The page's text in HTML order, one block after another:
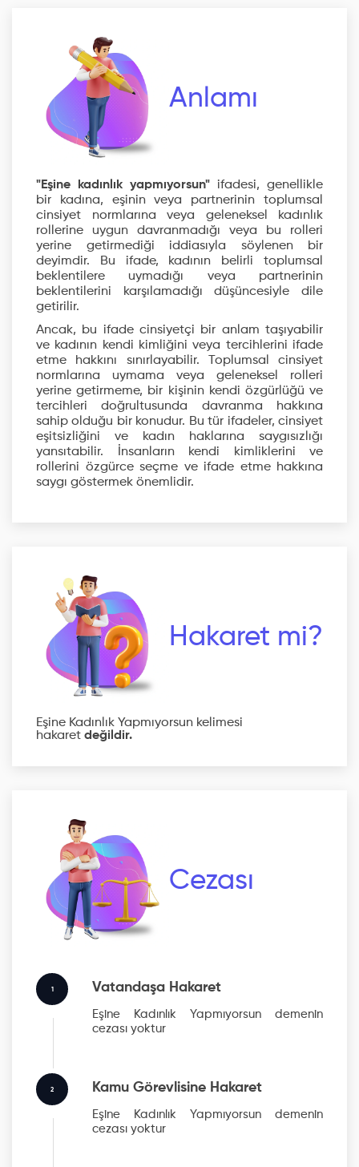
Anlamı
"Eşine kadınlık yapmıyorsun" ifadesi, genellikle
bir kadına, eşinin veya partnerinin toplumsal
cinsiyet normlarına veya geleneksel kadınlık
rollerine uygun davranmadığı veya bu rolleri
yerine getirmediği iddiasıyla söylenen bir
deyimdir. Bu ifade, kadının belirli toplumsal
beklentilere uymadığı veya partnerinin
beklentilerini karşılamadığı düşüncesiyle dile
getirilir.
Ancak, bu ifade cinsiyetçi bir anlam taşıyabilir
ve kadının kendi kimliğini veya tercihlerini ifade
etme hakkını sınırlayabilir. Toplumsal cinsiyet
normlarına uymama veya geleneksel rolleri
yerine getirmeme, bir kişinin kendi özgürlüğü ve
tercihleri doğrultusunda davranma hakkına
sahip olduğu bir konudur. Bu tür ifadeler, cinsiyet
eşitsizliğini ve kadın haklarına saygısızlığı
yansıtabilir. İnsanların kendi kimliklerini ve
rollerini özgürce seçme ve ifade etme hakkına
saygı göstermek önemlidir.
Hakaret mi?
Eşine Kadınlık Yapmıyorsun kelimesi
hakaret değildir.
Cezası
1 Vatandaşa Hakaret
Eşine Kadınlık Yapmıyorsun demenin
cezası yoktur
2 Kamu Görevlisine Hakaret
Eşine Kadınlık Yapmıyorsun demenin
cezası yoktur